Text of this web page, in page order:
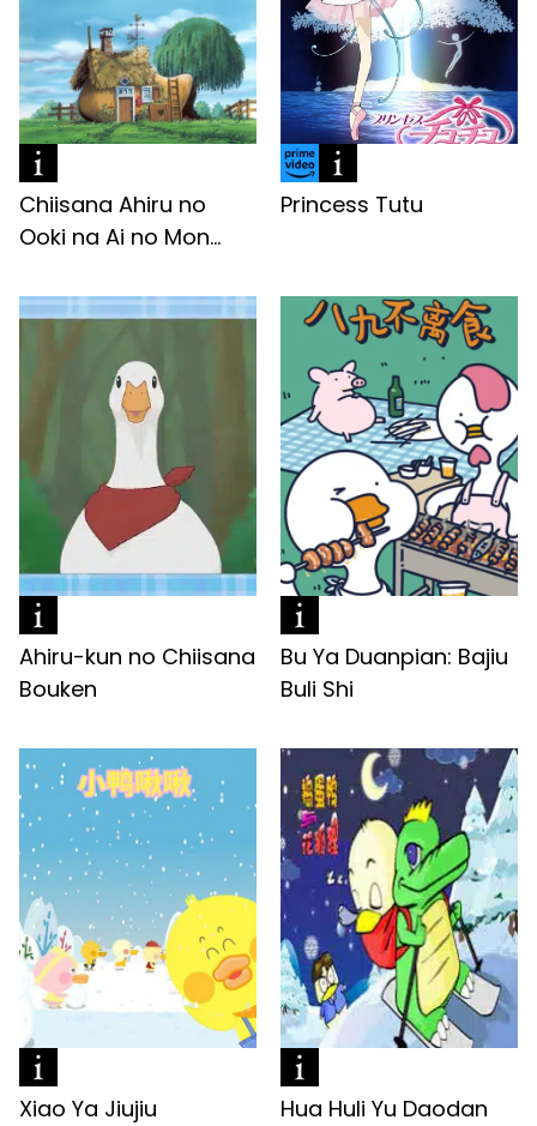
Chiisana Ahiru no
Ooki na Ai no Mon...
Princess Tutu
Ahiru-kun no Chiisana
Bouken
Bu Ya Duanpian: Bajiu
Buli Shi
Xiao Ya Jiujiu Hua Huli Yu Daodan